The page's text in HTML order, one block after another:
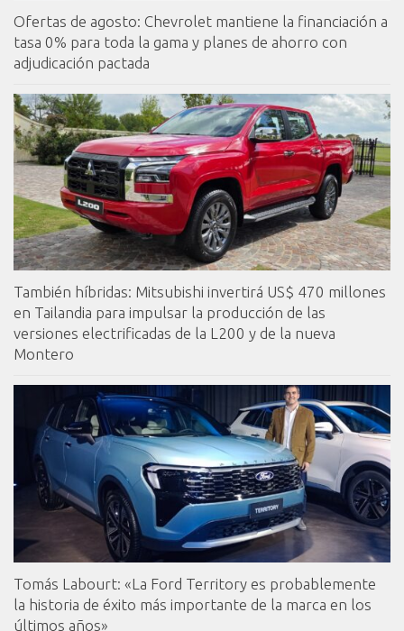
Ofertas de agosto: Chevrolet mantiene la financiación a
tasa 0% para toda la gama y planes de ahorro con
adjudicación pactada
También híbridas: Mitsubishi invertirá US$ 470 millones
en Tailandia para impulsar la producción de las
versiones electrificadas de la L200 y de la nueva
Montero
Tomás Labourt: «La Ford Territory es probablemente
la historia de éxito más importante de la marca en los
últimos años»